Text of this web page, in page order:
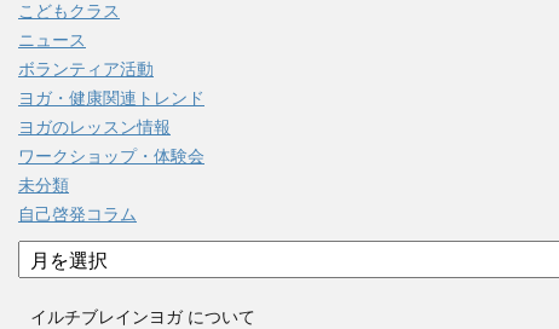
こどもクラス
ニュース
ボランティア活動
ヨガ・健康関連トレンド
ヨガのレッスン情報
ワークショップ・体験会
未分類
自己啓発コラム
ア
ー
イルチブレインヨガ について